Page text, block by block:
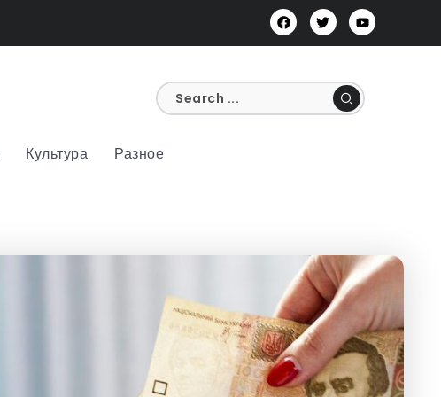
Культура Разное